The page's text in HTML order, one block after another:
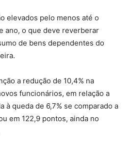
elevados pelo menos até o
ano, o que deve reverberar
de bens dependentes do
a redução de 10,4% na
funcionários, em relação a
à queda de 6,7% se comparado a
em 122,9 pontos, ainda no